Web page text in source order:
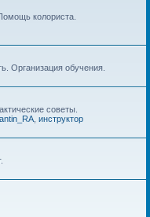
колориста.
Организация обучения.
советы.
инструктор